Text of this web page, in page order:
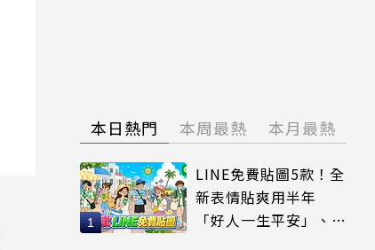
本日熱門 本周最熱 本月最熱
LINE免費貼圖5款！全
新表情貼爽用半年
「好人一生平安」、